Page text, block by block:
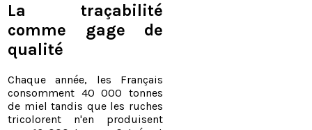
La traçabilité
comme gage de
qualité
Chaque année, les Français
consomment 40 000 tonnes
de miel tandis que les ruches
tricolorent n'en produisent